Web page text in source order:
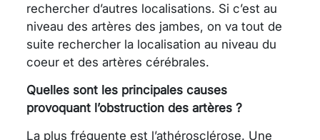
rechercher d’autres localisations. Si c’est au
niveau des artères des jambes, on va tout de
suite rechercher la localisation au niveau du
coeur et des artères cérébrales.
Quelles sont les principales causes
provoquant l’obstruction des artères ?
La plus fréquente est l’athérosclérose. Une